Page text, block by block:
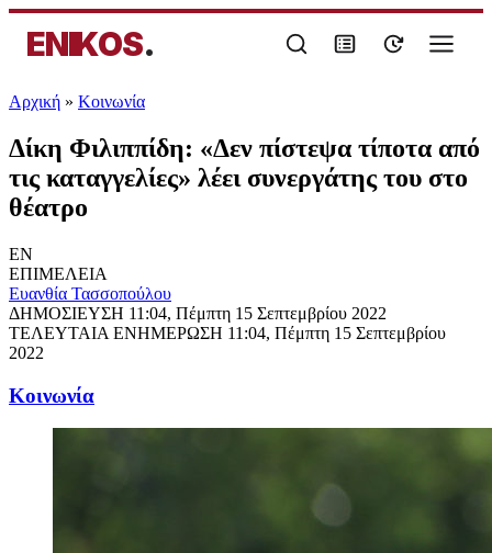
ENIKOS.
Αρχική » Κοινωνία
Δίκη Φιλιππίδη: «Δεν πίστεψα τίποτα από
τις καταγγελίες» λέει συνεργάτης του στο
θέατρο
EN
ΕΠΙΜΕΛΕΙΑ
Ευανθία Τασσοπούλου
ΔΗΜΟΣΙΕΥΣΗ 11:04, Πέμπτη 15 Σεπτεμβρίου 2022
ΤΕΛΕΥΤΑΙΑ ΕΝΗΜΕΡΩΣΗ 11:04, Πέμπτη 15 Σεπτεμβρίου
2022
Κοινωνία